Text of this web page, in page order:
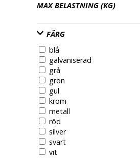
MAX BELASTNING (KG)
FÄRG
blå
galvaniserad
grå
grön
gul
krom
metall
röd
silver
svart
vit